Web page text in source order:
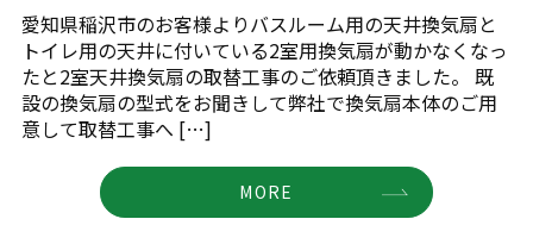
愛知県稲沢市のお客様よりバスルーム用の天井換気扇と
トイレ用の天井に付いている2室用換気扇が動かなくなっ
たと2室天井換気扇の取替工事のご依頼頂きました。 既
設の換気扇の型式をお聞きして弊社で換気扇本体のご用
意して取替工事へ […]
MORE